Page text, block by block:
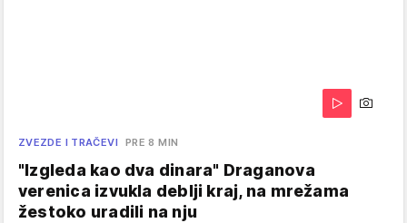
ZVEZDE I TRAČEVI PRE 8 MIN
"Izgleda kao dva dinara" Draganova
verenica izvukla deblji kraj, na mrežama
žestoko uradili na nju